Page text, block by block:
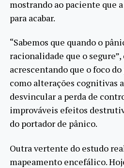
mostrando ao paciente que
para acabar.
“Sabemos que quando o
racionalidade que o
acrescentando que o foco
como alterações cognitivas
desvincular a perda de
improváveis efeitos
do portador de pânico.
Outra vertente do estudo
mapeamento encefálico.